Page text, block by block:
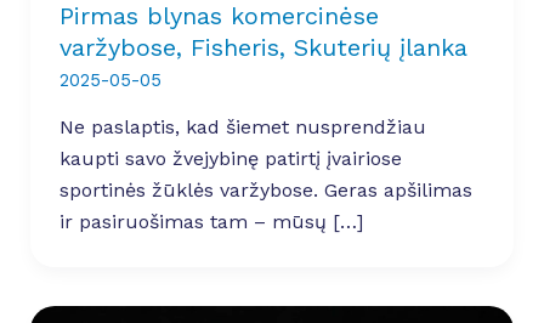
Pirmas blynas komercinėse
varžybose, Fisheris, Skuterių įlanka
2025-05-05
Ne paslaptis, kad šiemet nusprendžiau
kaupti savo žvejybinę patirtį įvairiose
sportinės žūklės varžybose. Geras apšilimas
ir pasiruošimas tam – mūsų […]